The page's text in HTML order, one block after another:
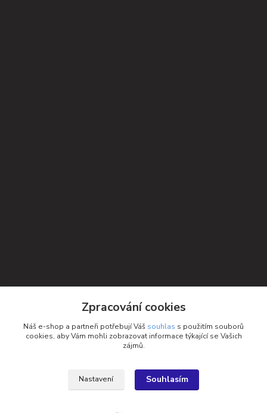
+420 732 552 122
Zpracování cookies
Náš e-shop a partneři potřebují Váš souhlas s použitím souborů
cookies, aby Vám mohli zobrazovat informace týkající se Vašich
zájmů.
Nastavení Souhlasím